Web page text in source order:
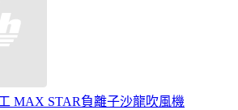
MAX STAR負離子沙龍吹風機